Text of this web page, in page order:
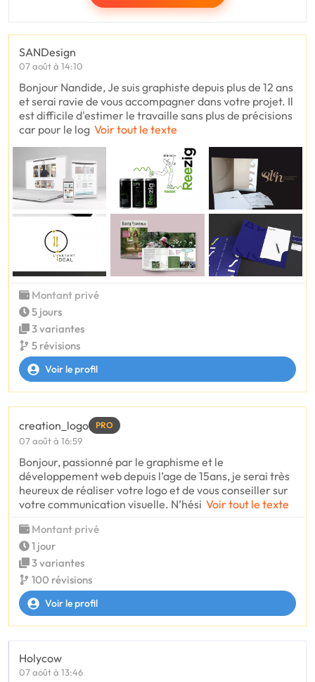
SANDesign
07 août à 14:10
Bonjour Nandide, Je suis graphiste depuis plus de 12 ans
et serai ravie de vous accompagner dans votre projet. Il
est difficile d'estimer le travaille sans plus de précisions
car pour le log Voir tout le texte
Montant privé
5 jours
3 variantes
5 révisions
Voir le profil
creation_logo PRO
07 août à 16:59
Bonjour, passionné par le graphisme et le
développement web depuis l’age de 15ans, je serai très
heureux de réaliser votre logo et de vous conseiller sur
votre communication visuelle. N’hési Voir tout le texte
Montant privé
1 jour
3 variantes
100 révisions
Voir le profil
Holycow
07 août à 13:46